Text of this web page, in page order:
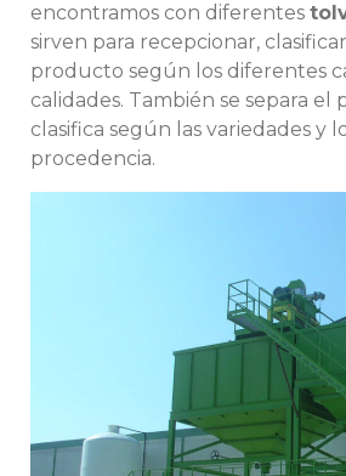
encontramos con diferentes
sirven para recepcionar,
producto según los diferentes
calidades. También se separa el
clasifica según las variedades y
procedencia.